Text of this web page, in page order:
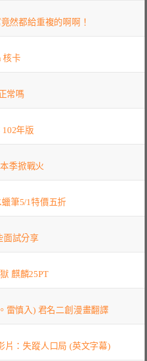
然都給重複的啊啊！
核卡
常嗎
年版
季掀戰火
筆5/1特價五折
面試分享
麒麟25PT
雷慎入) 君名二創漫畫翻譯
片：失蹤人口局 (英文字幕)